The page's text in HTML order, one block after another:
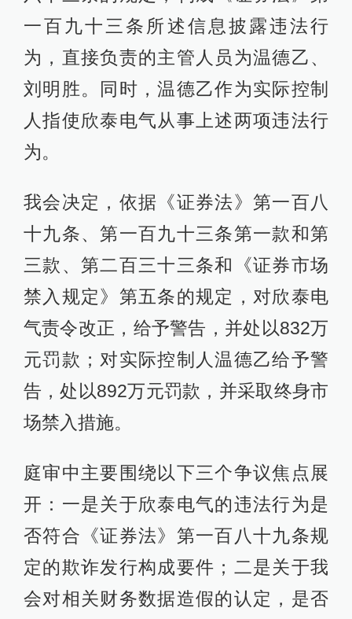
一百九十三条所述信息披露违法行
为，直接负责的主管人员为温德乙、
刘明胜。同时，温德乙作为实际控制
人指使欣泰电气从事上述两项违法行
为。
我会决定，依据《证券法》第一百八
十九条、第一百九十三条第一款和第
三款、第二百三十三条和《证券市场
禁入规定》第五条的规定，对欣泰电
气责令改正，给予警告，并处以832万
元罚款；对实际控制人温德乙给予警
告，处以892万元罚款，并采取终身市
场禁入措施。
庭审中主要围绕以下三个争议焦点展
开：一是关于欣泰电气的违法行为是
否符合《证券法》第一百八十九条规
定的欺诈发行构成要件；二是关于我
会对相关财务数据造假的认定，是否